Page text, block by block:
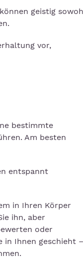
geistig
vor,
bestimmte
Am besten
entspannt
in Ihren Körper
ihn, aber
oder
in Ihnen geschieht –